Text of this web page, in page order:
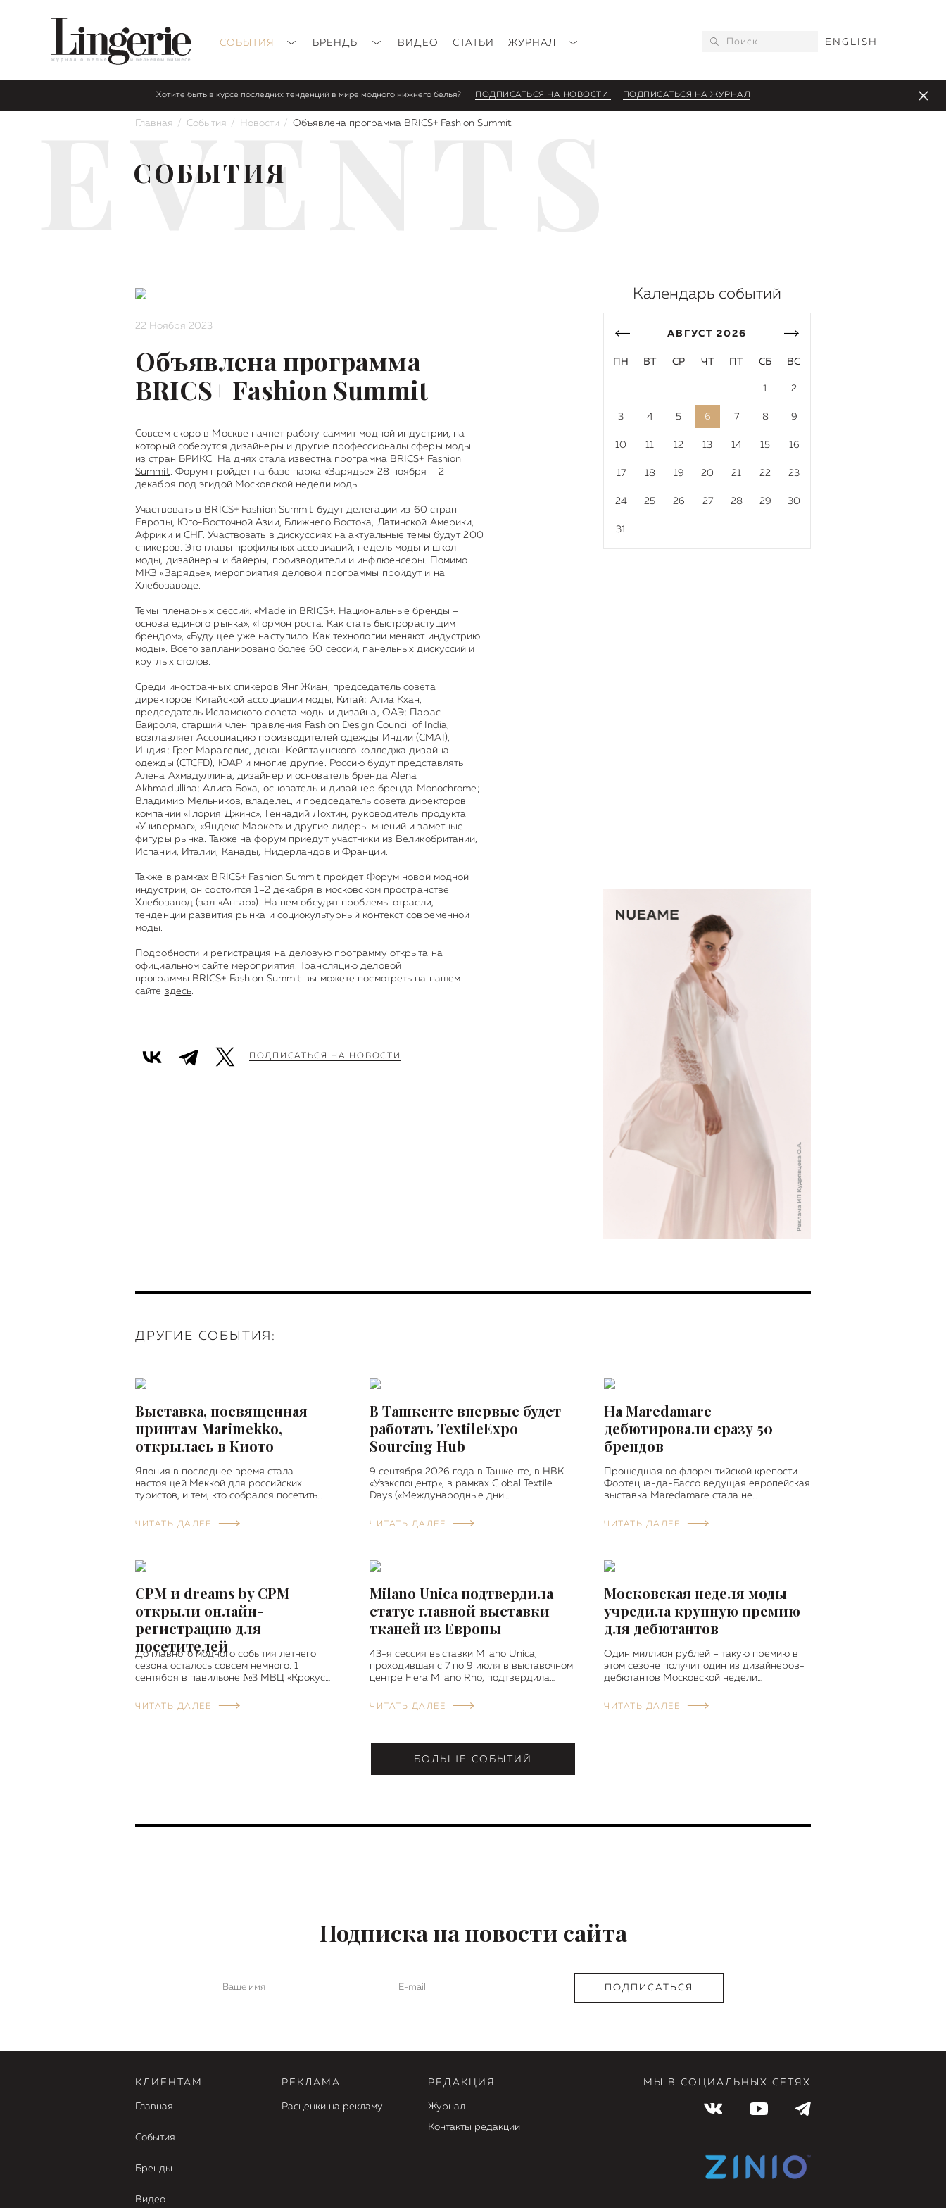
СОБЫТИЯ БРЕНДЫ ВИДЕО СТАТЬИ ЖУРНАЛ ENGLISH
Хотите быть в курсе последних тенденций в мире модного нижнего белья? ПОДПИСАТЬСЯ НА НОВОСТИ ПОДПИСАТЬСЯ НА ЖУРНАЛ
Главная События Новости Объявлена программа BRICS+ Fashion Summit
EVENTS
СОБЫТИЯ
22 Ноября 2023
Объявлена программа
BRICS+ Fashion Summit
Совсем скоро в Москве начнет работу саммит модной индустрии, на
который соберутся дизайнеры и другие профессионалы сферы моды
из стран БРИКС. На днях стала известна программа BRICS+ Fashion
Summit . Форум пройдет на базе парка «Зарядье» 28 ноября – 2
декабря под эгидой Московской недели моды.
Участвовать в BRICS+ Fashion Summit будут делегации из 60 стран
Европы, Юго-Восточной Азии, Ближнего Востока, Латинской Америки,
Африки и СНГ. Участвовать в дискуссиях на актуальные темы будут 200
спикеров. Это главы профильных ассоциаций, недель моды и школ
моды, дизайнеры и байеры, производители и инфлюенсеры. Помимо
МКЗ «Зарядье», мероприятия деловой программы пройдут и на
Хлебозаводе.
Темы пленарных сессий: «Made in BRICS+. Национальные бренды –
основа единого рынка», «Гормон роста. Как стать быстрорастущим
брендом», «Будущее уже наступило. Как технологии меняют индустрию
моды». Всего запланировано более 60 сессий, панельных дискуссий и
круглых столов.
Среди иностранных спикеров Янг Жиан, председатель cовета
директоров Китайской ассоциации моды, Китай; Алиа Кхан,
председатель Исламского совета моды и дизайна, ОАЭ; Парас
Байроля, старший член правления Fashion Design Council of India,
возглавляет Ассоциацию производителей одежды Индии (CMAI),
Индия; Грег Марагелис, декан Кейптаунского колледжа дизайна
одежды (CTCFD), ЮАР и многие другие. Россию будут представлять
Алена Ахмадуллина, дизайнер и основатель бренда Alena
Akhmadullina; Алиса Боха, основатель и дизайнер бренда Monochrome;
Владимир Мельников, владелец и председатель совета директоров
компании «Глория Джинс», Геннадий Лохтин, руководитель продукта
«Универмаг», «Яндекс Маркет» и другие лидеры мнений и заметные
фигуры рынка. Также на форум приедут участники из Великобритании,
Испании, Италии, Канады, Нидерландов и Франции.
Также в рамках BRICS+ Fashion Summit пройдет Форум новой модной
индустрии, он состоится 1–2 декабря в московском пространстве
Хлебозавод (зал «Ангар»). На нем обсудят проблемы отрасли,
тенденции развития рынка и социокультурный контекст современной
моды.
Подробности и регистрация на деловую программу открыта на
официальном сайте мероприятия. Трансляцию деловой
программы BRICS+ Fashion Summit вы можете посмотреть на нашем
сайте здесь
ПОДПИСАТЬСЯ НА НОВОСТИ
Календарь событий
АВГУСТ 2026
ПН ВТ СР ЧТ ПТ СБ ВС
1 2
3 4 5 6 7 8 9
10 11 12 13 14 15 16
17 18 19 20 21 22 23
24 25 26 27 28 29 30
31
ДРУГИЕ СОБЫТИЯ:
Выставка, посвященная
принтам Marimekko,
открылась в Киото
Япония в последнее время стала
настоящей Меккой для российских
туристов, и тем, кто собрался посетить…
ЧИТАТЬ ДАЛЕЕ
В Ташкенте впервые будет
работать TextileExpo
Sourcing Hub
9 сентября 2026 года в Ташкенте, в НВК
«Узэкспоцентр», в рамках Global Textile
Days («Международные дни…
ЧИТАТЬ ДАЛЕЕ
На Maredamare
дебютировали сразу 50
брендов
Прошедшая во флорентийской крепости
Фортецца-да-Бассо ведущая европейская
выставка Maredamare стала не…
ЧИТАТЬ ДАЛЕЕ
CPM и dreams by CPM
открыли онлайн-
регистрацию для
посетителей
До главного модного события летнего
сезона осталось совсем немного. 1
сентября в павильоне №3 МВЦ «Крокус…
ЧИТАТЬ ДАЛЕЕ
Milano Unica подтвердила
статус главной выставки
тканей из Европы
43-я сессия выставки Milano Unica,
проходившая с 7 по 9 июля в выставочном
центре Fiera Milano Rho, подтвердила…
ЧИТАТЬ ДАЛЕЕ
Московская неделя моды
учредила крупную премию
для дебютантов
Один миллион рублей – такую премию в
этом сезоне получит один из дизайнеров-
дебютантов Московской недели…
ЧИТАТЬ ДАЛЕЕ
БОЛЬШЕ СОБЫТИЙ
Подписка на новости сайта
КЛИЕНТАМ
Главная
События
Бренды
Видео
РЕКЛАМА
Расценки на рекламу
РЕДАКЦИЯ
Журнал
Контакты редакции
МЫ В СОЦИАЛЬНЫХ СЕТЯХ